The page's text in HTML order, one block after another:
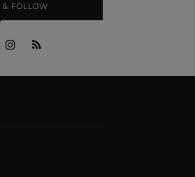
FOLLOW